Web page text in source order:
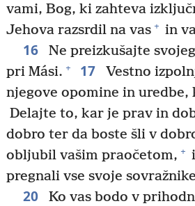
vami, Bog, ki zahteva
Jehova razsrdil na vas + in
16 Ne preizkušajte
pri Mási. + 17
Vestno
njegove opomine in
Delajte to, kar je prav in
dobro ter da boste šli v
obljubil vašim praočetom, +
pregnali vse svoje
20
Ko vas bodo v